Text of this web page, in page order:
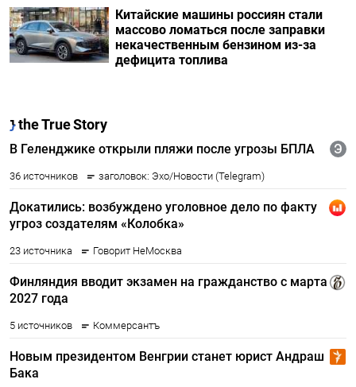
Китайские машины россиян стали
массово ломаться после заправки
некачественным бензином из-за
дефицита топлива